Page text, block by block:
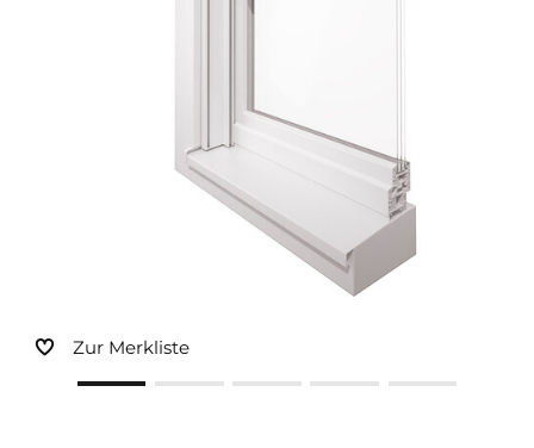
Dachboden­treppen
Zur Merkliste